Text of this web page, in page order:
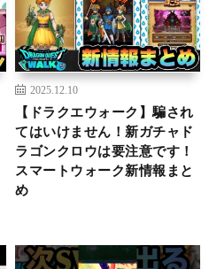
2025.12.10
【ドラクエウォーク】騙され
てはいけません！新ガチャド
ラゴンクロウは要注意です！
スマートウォーク新情報まと
め